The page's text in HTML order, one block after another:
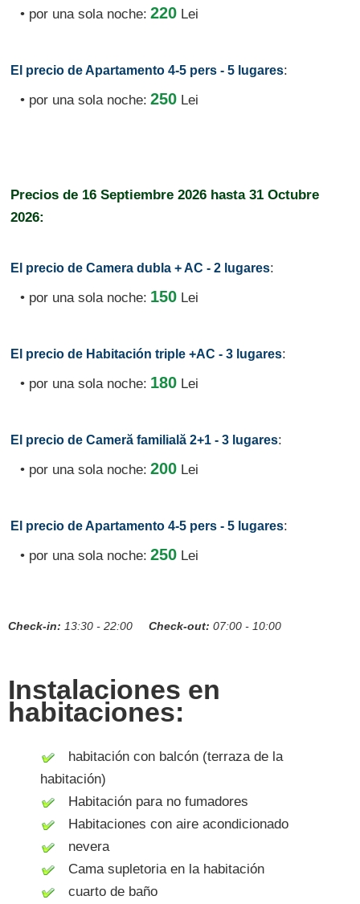
• por una sola noche: 220 Lei
El precio de Apartamento 4-5 pers - 5 lugares:
• por una sola noche: 250 Lei
Precios de 16 Septiembre 2026 hasta 31 Octubre
2026:
El precio de Camera dubla + AC - 2 lugares:
• por una sola noche: 150 Lei
El precio de Habitación triple +AC - 3 lugares:
• por una sola noche: 180 Lei
El precio de Cameră familială 2+1 - 3 lugares:
• por una sola noche: 200 Lei
El precio de Apartamento 4-5 pers - 5 lugares:
• por una sola noche: 250 Lei
Check-in: 13:30 - 22:00 Check-out: 07:00 - 10:00
Instalaciones en
habitaciones:
habitación con balcón (terraza de la
habitación)
Habitación para no fumadores
Habitaciones con aire acondicionado
nevera
Cama supletoria en la habitación
cuarto de baño